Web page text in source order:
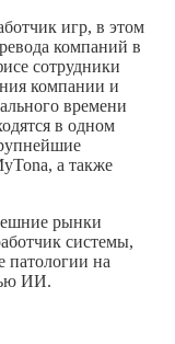
игр, в этом
компаний в
сотрудники
компании и
времени
в одном
а также
рынки
системы,
патологии на
ИИ.